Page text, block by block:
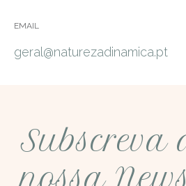
EMAIL
geral@naturezadinamica.pt
Subscreva
nossa